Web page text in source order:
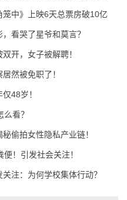
中》上映6天总票房破10亿
看哭了星爷和莫言？
开，女子被解聘！
然被免职了！
48岁！
看？
偷拍女性隐私产业链！
！引发社会关注！
注：为何学校集体行动？